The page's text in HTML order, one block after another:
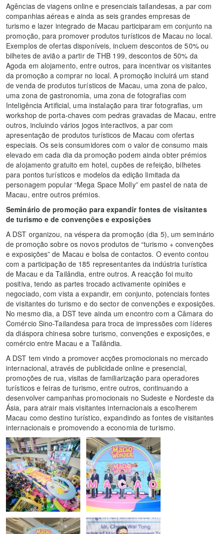
Agências de viagens online e presenciais tailandesas, a par com
companhias aéreas e ainda as seis grandes empresas de
turismo e lazer integrado de Macau participaram em conjunto na
promoção, para promover produtos turísticos de Macau no local.
Exemplos de ofertas disponíveis, incluem descontos de 50% ou
bilhetes de avião a partir de THB 199, descontos de 50% da
Agoda em alojamento, entre outros, para incentivar os visitantes
da promoção a comprar no local. A promoção incluirá um stand
de venda de produtos turísticos de Macau, uma zona de palco,
uma zona de gastronomia, uma zona de fotografias com
Inteligência Artificial, uma instalação para tirar fotografias, um
workshop de porta-chaves com pedras gravadas de Macau, entre
outros, incluindo vários jogos interactivos, a par com
apresentação de produtos turísticos de Macau com ofertas
especiais. Os seis consumidores com o valor de consumo mais
elevado em cada dia da promoção podem ainda obter prémios
de alojamento gratuito em hotel, cupões de refeição, bilhetes
para pontos turísticos e modelos da edição limitada da
personagem popular “Mega Space Molly” em pastel de nata de
Macau, entre outros prémios.
Seminário de promoção para expandir fontes de visitantes
de turismo e de convenções e exposições
A DST organizou, na véspera da promoção (dia 5), um seminário
de promoção sobre os novos produtos de “turismo + convenções
e exposições” de Macau e bolsa de contactos. O evento contou
com a participação de 185 representantes da indústria turística
de Macau e da Tailândia, entre outros. A reacção foi muito
positiva, tendo as partes trocado activamente opiniões e
negociado, com vista a expandir, em conjunto, potenciais fontes
de visitantes do turismo e do sector de convenções e exposições.
No mesmo dia, a DST teve ainda um encontro com a Câmara do
Comércio Sino-Tailandesa para troca de impressões com líderes
da diáspora chinesa sobre turismo, convenções e exposições, e
comércio entre Macau e a Tailândia.
A DST tem vindo a promover acções promocionais no mercado
internacional, através de publicidade online e presencial,
promoções de rua, visitas de familiarização para operadores
turísticos e feiras de turismo, entre outros, continuando a
desenvolver campanhas promocionais no Sudeste e Nordeste da
Ásia, para atrair mais visitantes internacionais a escolherem
Macau como destino turístico, expandindo as fontes de visitantes
internacionais e promovendo a economia de turismo.